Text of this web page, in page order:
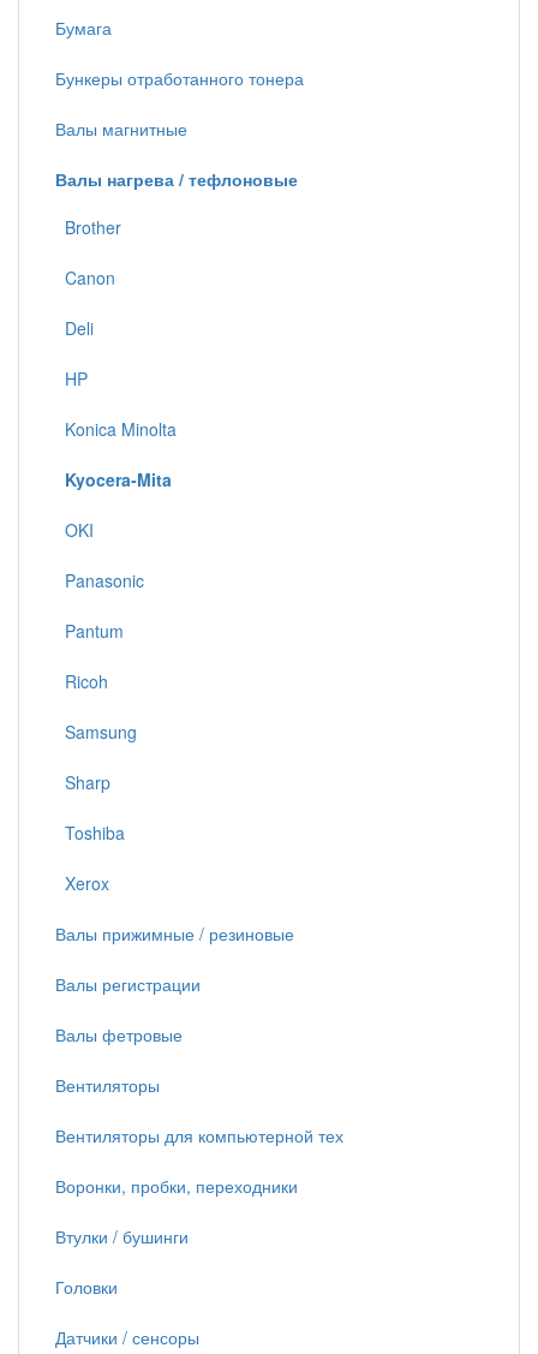
Бумага
Бункеры отработанного тонера
Валы магнитные
Валы нагрева / тефлоновые
Brother
Canon
Deli
HP
Konica Minolta
Kyocera-Mita
OKI
Panasonic
Pantum
Ricoh
Samsung
Sharp
Toshiba
Xerox
Валы прижимные / резиновые
Валы регистрации
Валы фетровые
Вентиляторы
Вентиляторы для компьютерной тех
Воронки, пробки, переходники
Втулки / бушинги
Головки
Датчики / сенсоры